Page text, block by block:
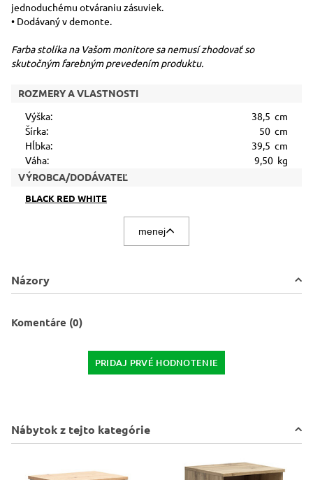
jednoduchému otváraniu zásuviek.
• Dodávaný v demonte.
Farba stolíka na Vašom monitore sa nemusí zhodovať so
skutočným farebným prevedením produktu.
ROZMERY A VLASTNOSTI
Výška:
38,5 cm
Šírka:
50 cm
Hĺbka:
39,5 cm
Váha:
9,50 kg
VÝROBCA/DODÁVATEĽ
BLACK RED WHITE
menej
Názory
Komentáre (0)
PRIDAJ PRVÉ HODNOTENIE
Nábytok z tejto kategórie